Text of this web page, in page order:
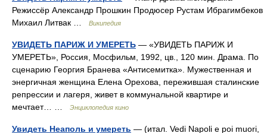
Режиссёр Александр Прошкин Продюсер Рустам Ибрагимбеков
Михаил Литвак …
Википедия
УВИДЕТЬ ПАРИЖ И УМЕРЕТЬ — «УВИДЕТЬ ПАРИЖ И
УМЕРЕТЬ», Россия, Мосфильм, 1992, цв., 120 мин. Драма. По
сценарию Георгия Бранева «Антисемитка». Мужественная и
энергичная женщина Елена Орехова, пережившая сталинские
репрессии и лагеря, живет в коммунальной квартире и
мечтает… …
Энциклопедия кино
Увидеть Неаполь и умереть — (итал. Vedi Napoli e poi muori,